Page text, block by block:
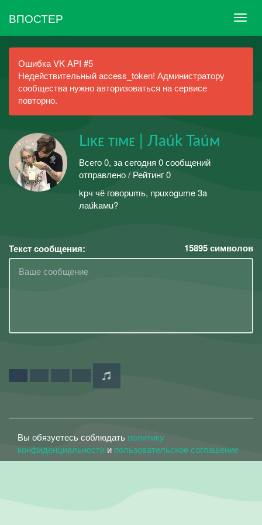
ВПОСТЕР
Ошибка VK API #5
Недействительный access_token! Администратору
сообщества нужно авторизоваться на сервисе
повторно.
Lɪᴋᴇ ᴛɪᴍᴇ | Лаúk Taúм
Всего 0, за сегодня 0 сообщений
отправлено / Рейтинг 0
kpч чё говорumь, npuxogume 3a
лаúkaмu?
Текст сообщения: 15895символов
Вы обязуетесь соблюдать политику
конфиденциальности и пользовательское соглашение